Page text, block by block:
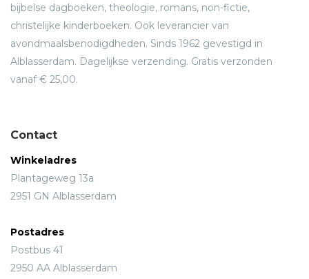
bijbelse dagboeken, theologie, romans, non-fictie,
christelijke kinderboeken. Ook leverancier van
avondmaalsbenodigdheden. Sinds 1962 gevestigd in
Alblasserdam. Dagelijkse verzending. Gratis verzonden
vanaf € 25,00.
Contact
Winkeladres
Plantageweg 13a
2951 GN Alblasserdam
Postadres
Postbus 41
2950 AA Alblasserdam